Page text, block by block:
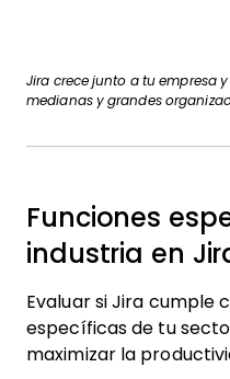
Jira crece junto a tu empresa
medianas y grandes
Funciones
industria en
Evaluar si Jira cumple
específicas de tu
maximizar la